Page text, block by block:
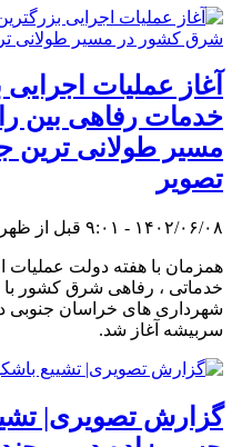
آغاز عملیات
خدمات رفاهی بین
مسیر طولانی ترین
تصویر
۱۴۰۲/۰۶/۰۸ - ۹:۰۱ قبل از ظهر
همزمان با هفته دولت عملیات
خدماتی ، رفاهی شرق کشور
سربیشه آغاز شد.
گزارش تصویری|